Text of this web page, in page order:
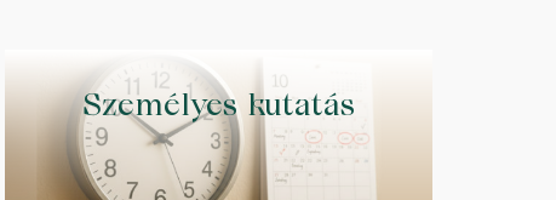
Személyes kutatás